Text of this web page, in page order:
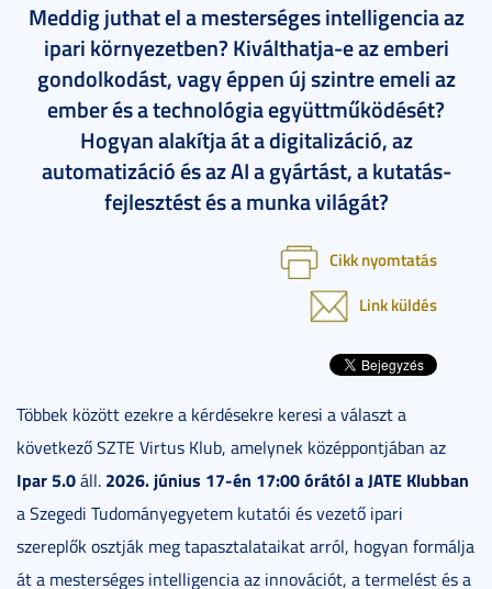
Meddig juthat el a mesterséges intelligencia az
ipari környezetben? Kiválthatja-e az emberi
gondolkodást, vagy éppen új szintre emeli az
ember és a technológia együttműködését?
Hogyan alakítja át a digitalizáció, az
automatizáció és az AI a gyártást, a kutatás-
fejlesztést és a munka világát?
Cikk nyomtatás
Link küldés
Többek között ezekre a kérdésekre keresi a választ a
következő SZTE Virtus Klub, amelynek középpontjában az
Ipar 5.0áll. 2026. június 17-én 17:00 órától a JATE Klubban
a Szegedi Tudományegyetem kutatói és vezető ipari
szereplők osztják meg tapasztalataikat arról, hogyan formálja
át a mesterséges intelligencia az innovációt, a termelést és a